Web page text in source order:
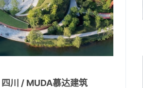
川 / MUDA慕达建筑